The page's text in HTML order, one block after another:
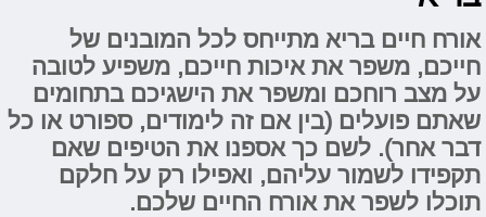
אורח חיים בריא מתייחס לכל המובנים של
חייכם, משפר את איכות חייכם, משפיע לטובה
על מצב רוחכם ומשפר את הישגיכם בתחומים
שאתם פועלים (בין אם זה לימודים, ספורט או כל
דבר אחר). לשם כך אספנו את הטיפים שאם
תקפידו לשמור עליהם, ואפילו רק על חלקם
תוכלו לשפר את אורח החיים שלכם.